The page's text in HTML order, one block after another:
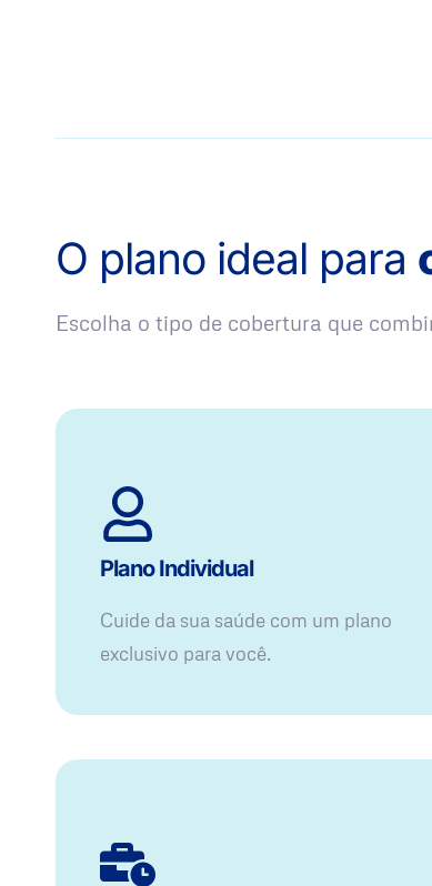
O plano ideal para
Escolha o tipo de cobertura que
Plano Individual
Cuide da sua saúde com um plano
exclusivo para você.